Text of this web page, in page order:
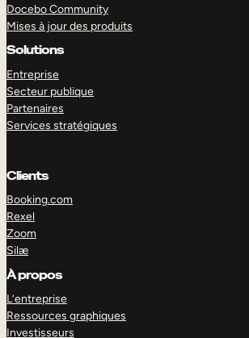
Docebo Community
Mises à jour des produits
Solutions
Entreprise
Secteur publique
Partenaires
Services stratégiques
Clients
Booking.com
Rexel
Zoom
Silæ
À propos
L’entreprise
Ressources graphiques
Investisseurs